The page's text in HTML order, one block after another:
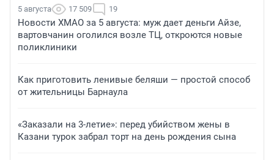
5 августа 17 509 19
Новости ХМАО за 5 августа: муж дает деньги Айзе,
вартовчанин оголился возле ТЦ, откроются новые
поликлиники
Как приготовить ленивые беляши — простой способ
от жительницы Барнаула
«Заказали на 3-летие»: перед убийством жены в
Казани турок забрал торт на день рождения сына